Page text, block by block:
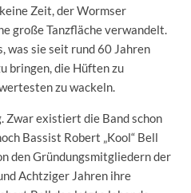
Zeit, der Wormser
große Tanzfläche verwandelt.
was sie seit rund 60 Jahren
bringen, die Hüften zu
zu wackeln.
Zwar existiert die Band schon
Bassist Robert „Kool“ Bell
den Gründungsmitgliedern der
Achtziger Jahren ihre